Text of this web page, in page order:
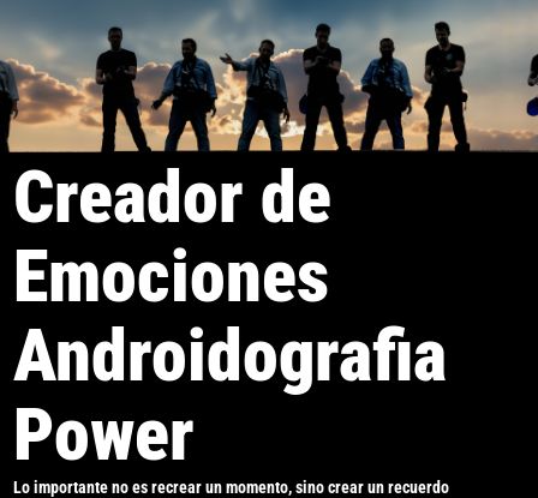
al
contenido
Creador de
Emociones
Androidografia
Power
Lo importante no es recrear un momento, sino crear un recuerdo